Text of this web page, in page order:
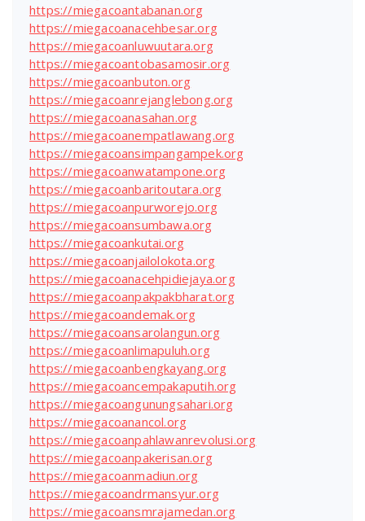
https://miegacoantabanan.org
https://miegacoanacehbesar.org
https://miegacoanluwuutara.org
https://miegacoantobasamosir.org
https://miegacoanbuton.org
https://miegacoanrejanglebong.org
https://miegacoanasahan.org
https://miegacoanempatlawang.org
https://miegacoansimpangampek.org
https://miegacoanwatampone.org
https://miegacoanbaritoutara.org
https://miegacoanpurworejo.org
https://miegacoansumbawa.org
https://miegacoankutai.org
https://miegacoanjailolokota.org
https://miegacoanacehpidiejaya.org
https://miegacoanpakpakbharat.org
https://miegacoandemak.org
https://miegacoansarolangun.org
https://miegacoanlimapuluh.org
https://miegacoanbengkayang.org
https://miegacoancempakaputih.org
https://miegacoangunungsahari.org
https://miegacoanancol.org
https://miegacoanpahlawanrevolusi.org
https://miegacoanpakerisan.org
https://miegacoanmadiun.org
https://miegacoandrmansyur.org
https://miegacoansmrajamedan.org